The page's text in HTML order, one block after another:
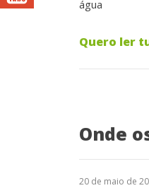
água
Quero ler
Onde
20 de maio de